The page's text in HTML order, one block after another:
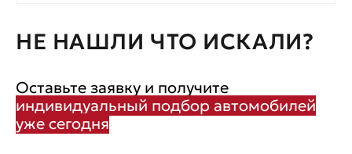
НЕ НАШЛИ ЧТО ИСКАЛИ?
Оставьте заявку и получите
индивидуальный подбор автомобилей
уже сегодня